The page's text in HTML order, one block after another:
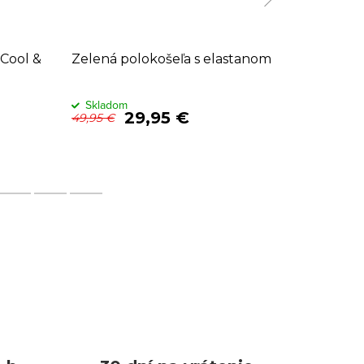
&
Zelená polokošeľa s elastanom
49,95 € 29,95 €
Skladom